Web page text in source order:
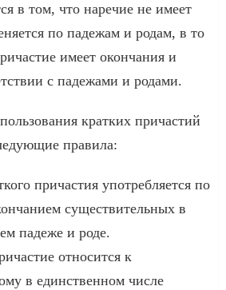
в том, что наречие не имеет
по падежам и родам, в то
имеет окончания и
с падежами и родами.
кратких причастий
правила:
причастия употребляется по
существительных в
падеже и роде.
относится к
в единственном числе